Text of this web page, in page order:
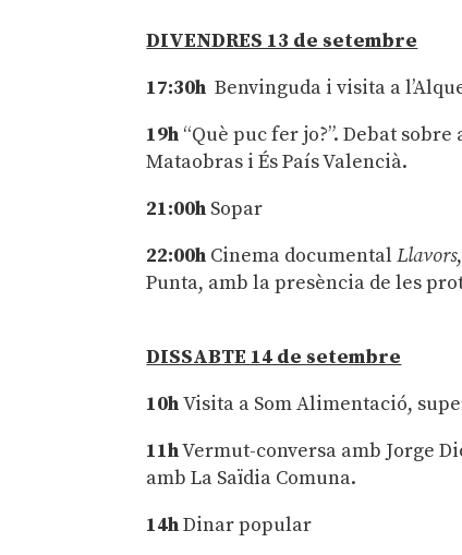
DIVENDRES 13 de setembre
17:30hBenvinguda i visita a
19h “Què puc fer jo?”. Debat
Mataobras i És País Valencià.
21:00h Sopar
22:00h Cinema documentalLlavors
Punta, amb la presència de les
DISSABTE 14 de setembre
10hVisita a Som Alimentació,
11hVermut-conversa amb Jorge
amb La Saïdia Comuna.
14hDinar popular